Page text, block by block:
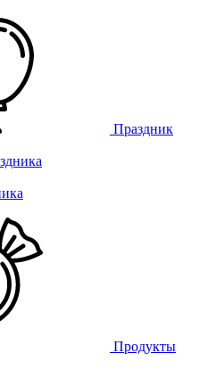
Праздник
Продукты